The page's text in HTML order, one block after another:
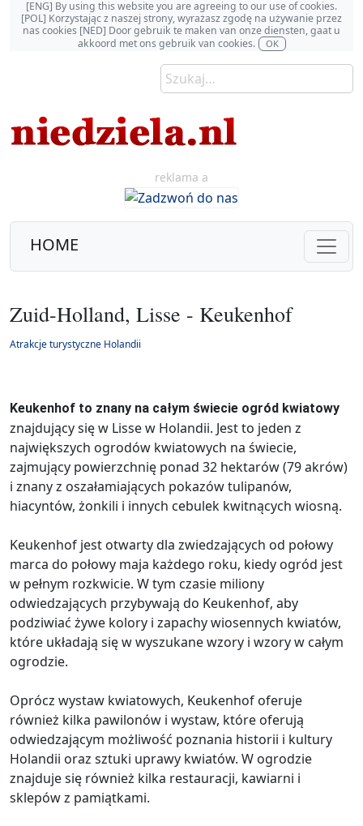
[ENG] By using this website you are agreeing to our use of cookies.
[POL] Korzystając z naszej strony, wyrażasz zgodę na używanie przez
nas cookies [NED] Door gebruik te maken van onze diensten, gaat u
akkoord met ons gebruik van cookies.
OK
reklama a
HOME
Zuid-Holland, Lisse - Keukenhof
Atrakcje turystyczne Holandii
Keukenhof to znany na całym świecie ogród kwiatowy
znajdujący się w Lisse w Holandii. Jest to jeden z
największych ogrodów kwiatowych na świecie,
zajmujący powierzchnię ponad 32 hektarów (79 akrów)
i znany z oszałamiających pokazów tulipanów,
hiacyntów, żonkili i innych cebulek kwitnących wiosną.
Keukenhof jest otwarty dla zwiedzających od połowy
marca do połowy maja każdego roku, kiedy ogród jest
w pełnym rozkwicie. W tym czasie miliony
odwiedzających przybywają do Keukenhof, aby
podziwiać żywe kolory i zapachy wiosennych kwiatów,
które układają się w wyszukane wzory i wzory w całym
ogrodzie.
Oprócz wystaw kwiatowych, Keukenhof oferuje
również kilka pawilonów i wystaw, które oferują
odwiedzającym możliwość poznania historii i kultury
Holandii oraz sztuki uprawy kwiatów. W ogrodzie
znajduje się również kilka restauracji, kawiarni i
sklepów z pamiątkami.